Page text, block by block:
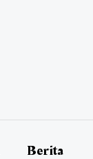
Berita